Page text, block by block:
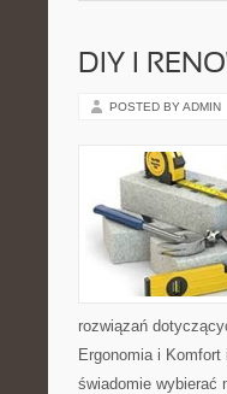
DIY I
POSTED BY ADMIN
rozwiązań
Ergonomia i
świadomie wybierać